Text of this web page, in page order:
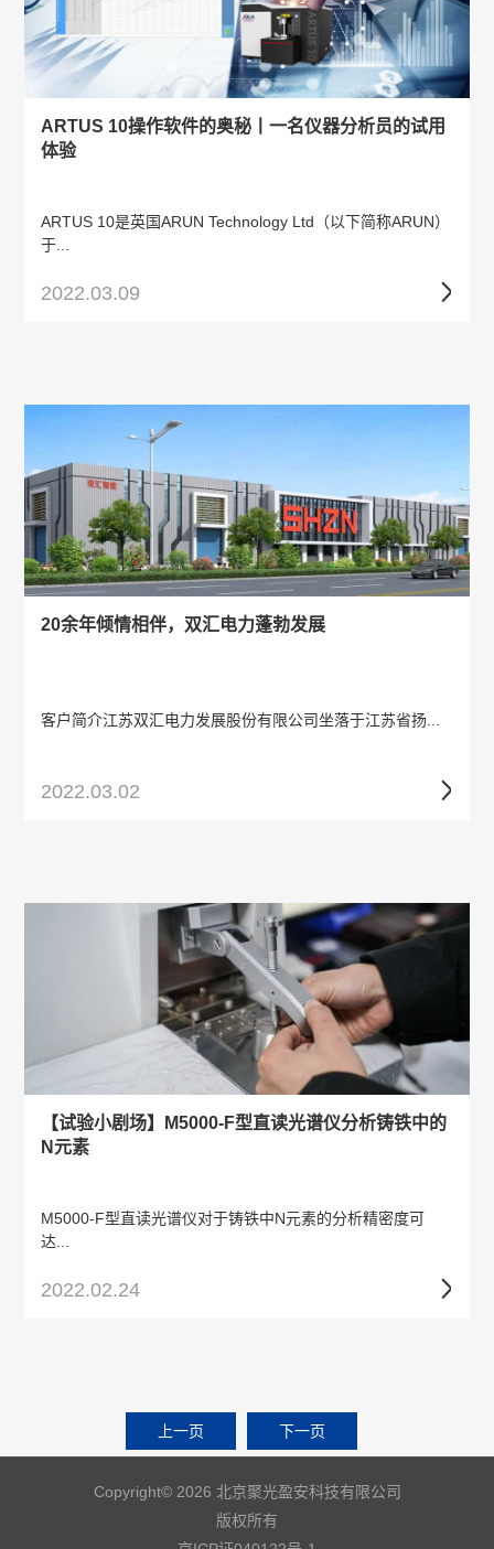
ARTUS 10操作软件的奥秘丨一名仪器分析员的试用
体验
ARTUS 10是英国ARUN Technology Ltd（以下简称ARUN）
于...
2022.03.09
20余年倾情相伴，双汇电力蓬勃发展
客户简介江苏双汇电力发展股份有限公司坐落于江苏省扬...
2022.03.02
【试验小剧场】M5000-F型直读光谱仪分析铸铁中的
N元素
M5000-F型直读光谱仪对于铸铁中N元素的分析精密度可
达...
2022.02.24
上一页 下一页
Copyright© 2026 北京聚光盈安科技有限公司
版权所有